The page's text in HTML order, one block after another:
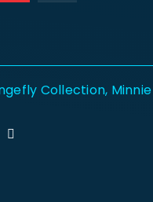
Collection,